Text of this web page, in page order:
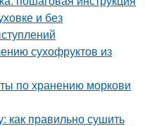
и без
сухофруктов из
по хранению моркови
как правильно сушить